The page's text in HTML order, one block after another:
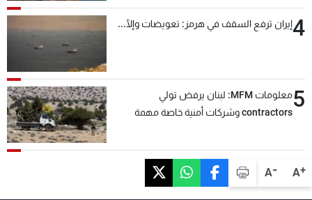
A+
A-
4إيران ترفع السقف في هرمز: تعويضات وإلّا...
5
معلومات MFM: لبنان يرفض تولي
contractors وشركات أمنية خاصة مهمة